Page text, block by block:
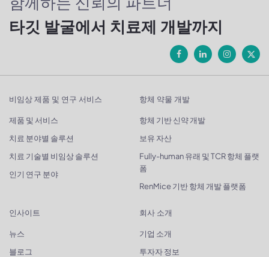
타깃 발굴에서 치료제 개발까지
비임상 제품 및 연구 서비스
제품 및 서비스
치료 분야별 솔루션
치료 기술별 비임상 솔루션
인기 연구 분야
항체 약물 개발
항체 기반 신약 개발
보유 자산
Fully-human 유래 및 TCR 항체 플랫
폼
RenMice 기반 항체 개발 플랫폼
인사이트
뉴스
블로그
회사 소개
기업 소개
투자자 정보